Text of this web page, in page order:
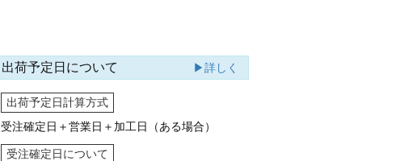
出荷予定日について ▶詳しく
出荷予定日計算方式
受注確定日＋営業日＋加工日（ある場合）
受注確定日について